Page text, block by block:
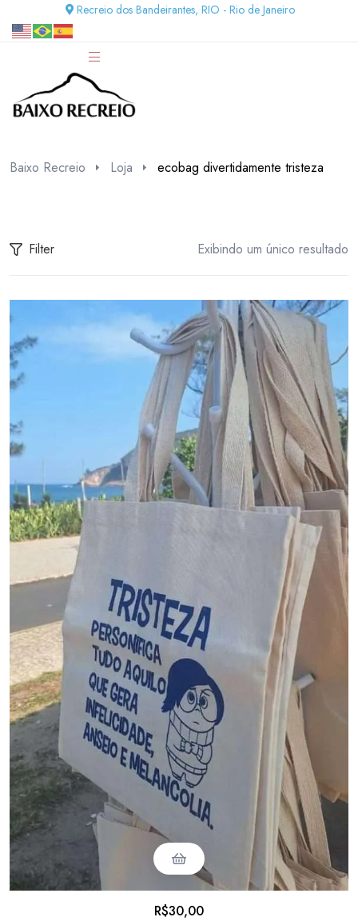
Recreio dos Bandeirantes, RIO - Rio de Janeiro
Baixo Recreio Loja ecobag divertidamente tristeza
Filter Exibindo um único resultado
R$30,00